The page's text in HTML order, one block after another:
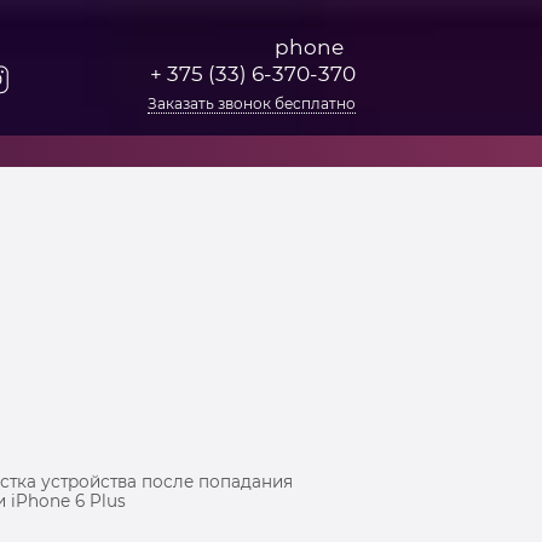
+ 375 (33) 6-370-370
Заказать звонок бесплатно